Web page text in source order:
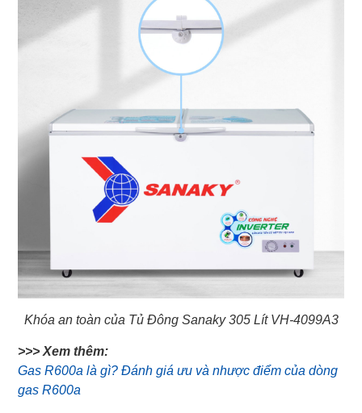
Khóa an toàn của Tủ Đông Sanaky 305 Lít VH-4099A3
>>> Xem thêm:
Gas R600a là gì? Đánh giá ưu và nhược điểm của dòng
gas R600a